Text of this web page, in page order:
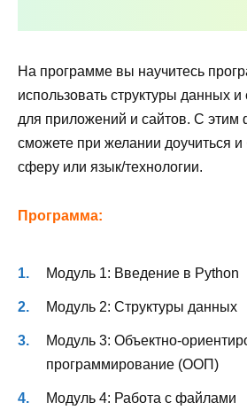
На программе вы научитесь
использовать структуры данных и
для приложений и сайтов. С
сможете при желании доучиться
сферу или язык/технологии.
Программа:
Модуль 1: Введение в Python
Модуль 2: Структуры данных
Модуль 3: Объектно-
программирование (ООП)
Модуль 4: Работа с файлами